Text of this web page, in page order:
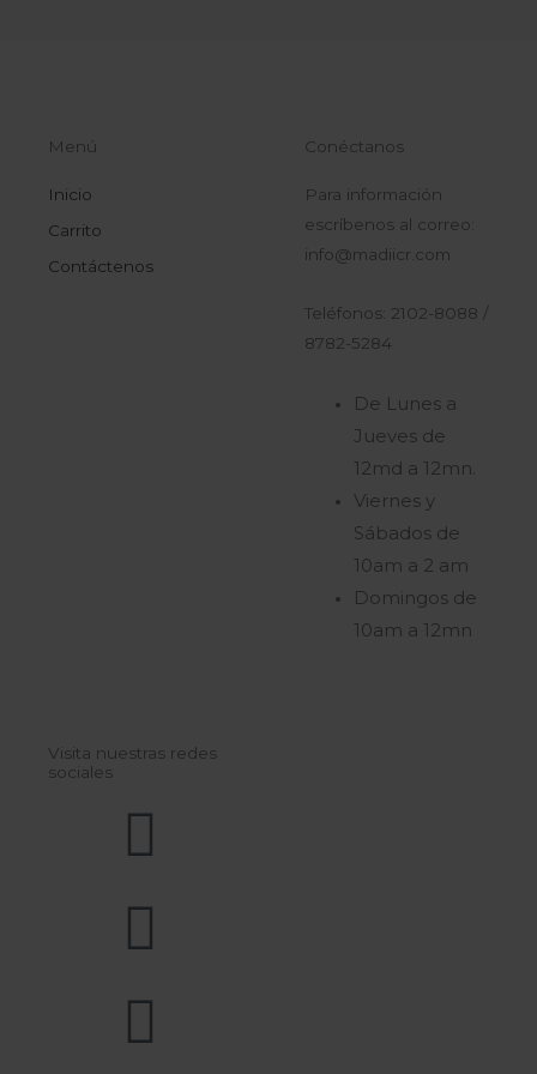
Menú
Inicio
Carrito
Contáctenos
Conéctanos
Para información
escríbenos al correo:
info@madiicr.com
Teléfonos: 2102-8088 /
8782-5284
De Lunes a
Jueves de
12md a 12mn.
Viernes y
Sábados de
10am a 2 am
Domingos de
10am a 12mn
Visita nuestras redes
sociales